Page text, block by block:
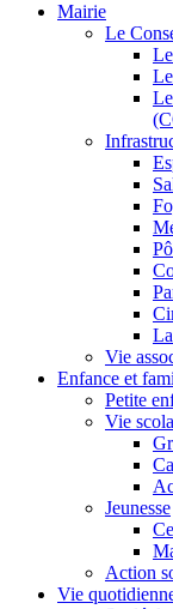
Mairie
Le
Vie
Enfance et
Petite
Vie
Jeunesse
Action
Vie